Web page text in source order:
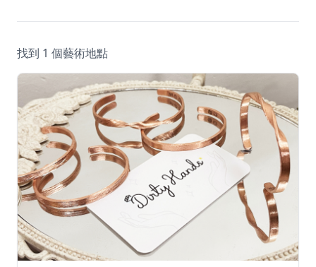
音樂
找到 1 個藝術地點